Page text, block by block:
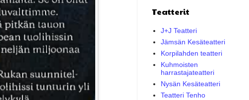
Teatterit
J+J Teatteri
Jämsän Kesäteatteri
Korpilahden teatteri
Kuhmoisten
harrastajateatteri
Nysän Kesäteatteri
Teatteri Tenho